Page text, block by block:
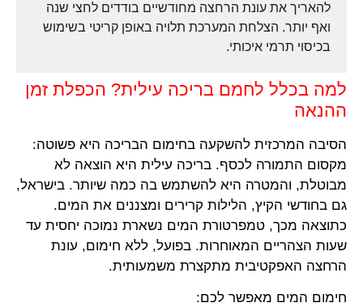
להאריך את עונת הרחצה מחודשיים בודדים לחצי שנה
ואף יותר. הצלחת המערכת תלויה באופן קריטי בשימוש
בכיסוי תרמי איכותי.
למה בכלל לחמם בריכה עילית? הכפלת זמן
ההנאה
הסיבה המרכזית להשקעה בחימום הבריכה היא פשוטה:
מקסום התמורה לכסף. בריכה עילית היא הוצאה לא
מבוטלת, והמטרה היא להשתמש בה כמה שיותר. בישראל,
גם בחודשי הקיץ, הלילות קרירים ומצננים את המים.
כתוצאה מכך, טמפרטורת המים נשארת נמוכה יחסית עד
שעות הצהריים המאוחרות. בפועל, ללא חימום, עונת
הרחצה האפקטיבית מתקצרת משמעותית.
חימום המים מאפשר לכם: